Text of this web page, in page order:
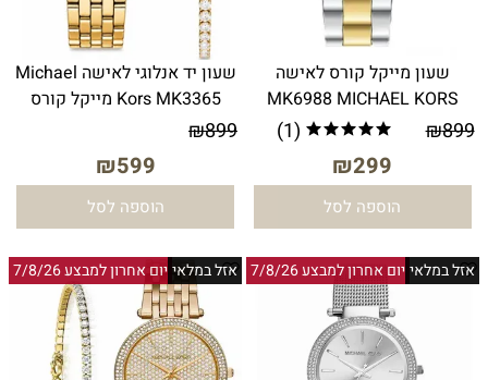
שעון מייקל קורס לאישה
MK6988 MICHAEL KORS
₪899
₪299
(1)
הוספה לסל
שעון יד אנלוגי לאישה Michael
Kors MK3365 מייקל קורס
₪899
₪599
הוספה לסל
יום אחרון למבצע 7/8/26אזל במלאי יום אחרון למבצע 7/8/26אזל במלאי